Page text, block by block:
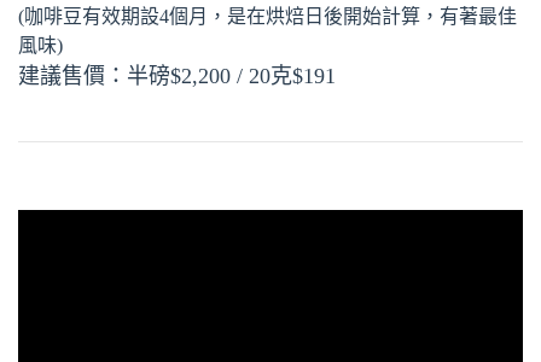
(咖啡豆有效期設4個月，是在烘焙日後開始計算，有著最佳
風味)
建議售價：半磅$2,200 / 20克$191